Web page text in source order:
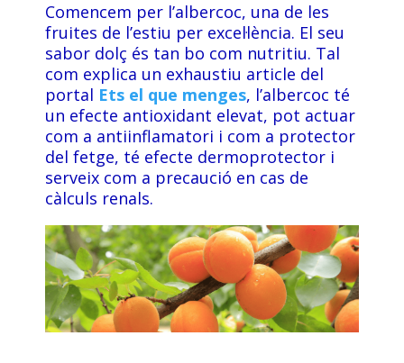
Comencem per l’albercoc, una de les
fruites de l’estiu per excel·lència. El seu
sabor dolç és tan bo com nutritiu. Tal
com explica un exhaustiu article del
portal Ets el que menges, l’albercoc té
un efecte antioxidant elevat, pot actuar
com a antiinflamatori i com a protector
del fetge, té efecte dermoprotector i
serveix com a precaució en cas de
càlculs renals.